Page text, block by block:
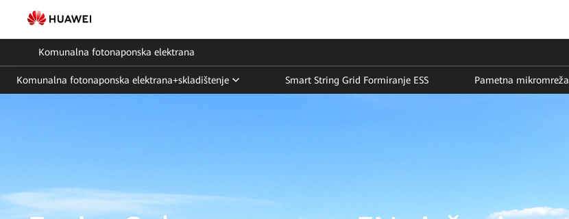
Utility
Smart
PV
Rješenje
Komunalna fotonaponska elektrana
Komunalna fotonaponska elektrana+skladištenje Smart String Grid Formiranje ESS Pametna mikromreža